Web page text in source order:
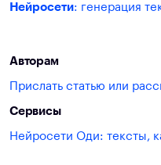
Нейросети: генерация
Авторам
Прислать статью или
Сервисы
Нейросети Оди: тексты,